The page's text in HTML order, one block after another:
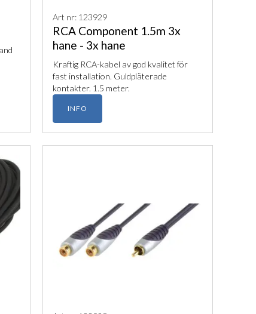
Art nr: 123929
RCA Component 1.5m 3x
hane - 3x hane
Kraftig RCA-kabel av god kvalitet för
fast installation. Guldpläterade
kontakter. 1.5 meter.
INFO